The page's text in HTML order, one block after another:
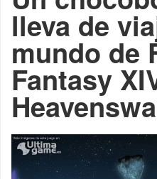
lleva de
mundo de
Fantasy